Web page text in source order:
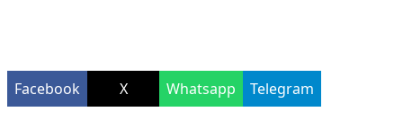
Facebook X Whatsapp Telegram